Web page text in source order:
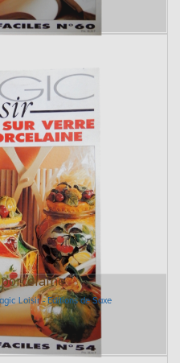
Loisir - Editions de Saxe